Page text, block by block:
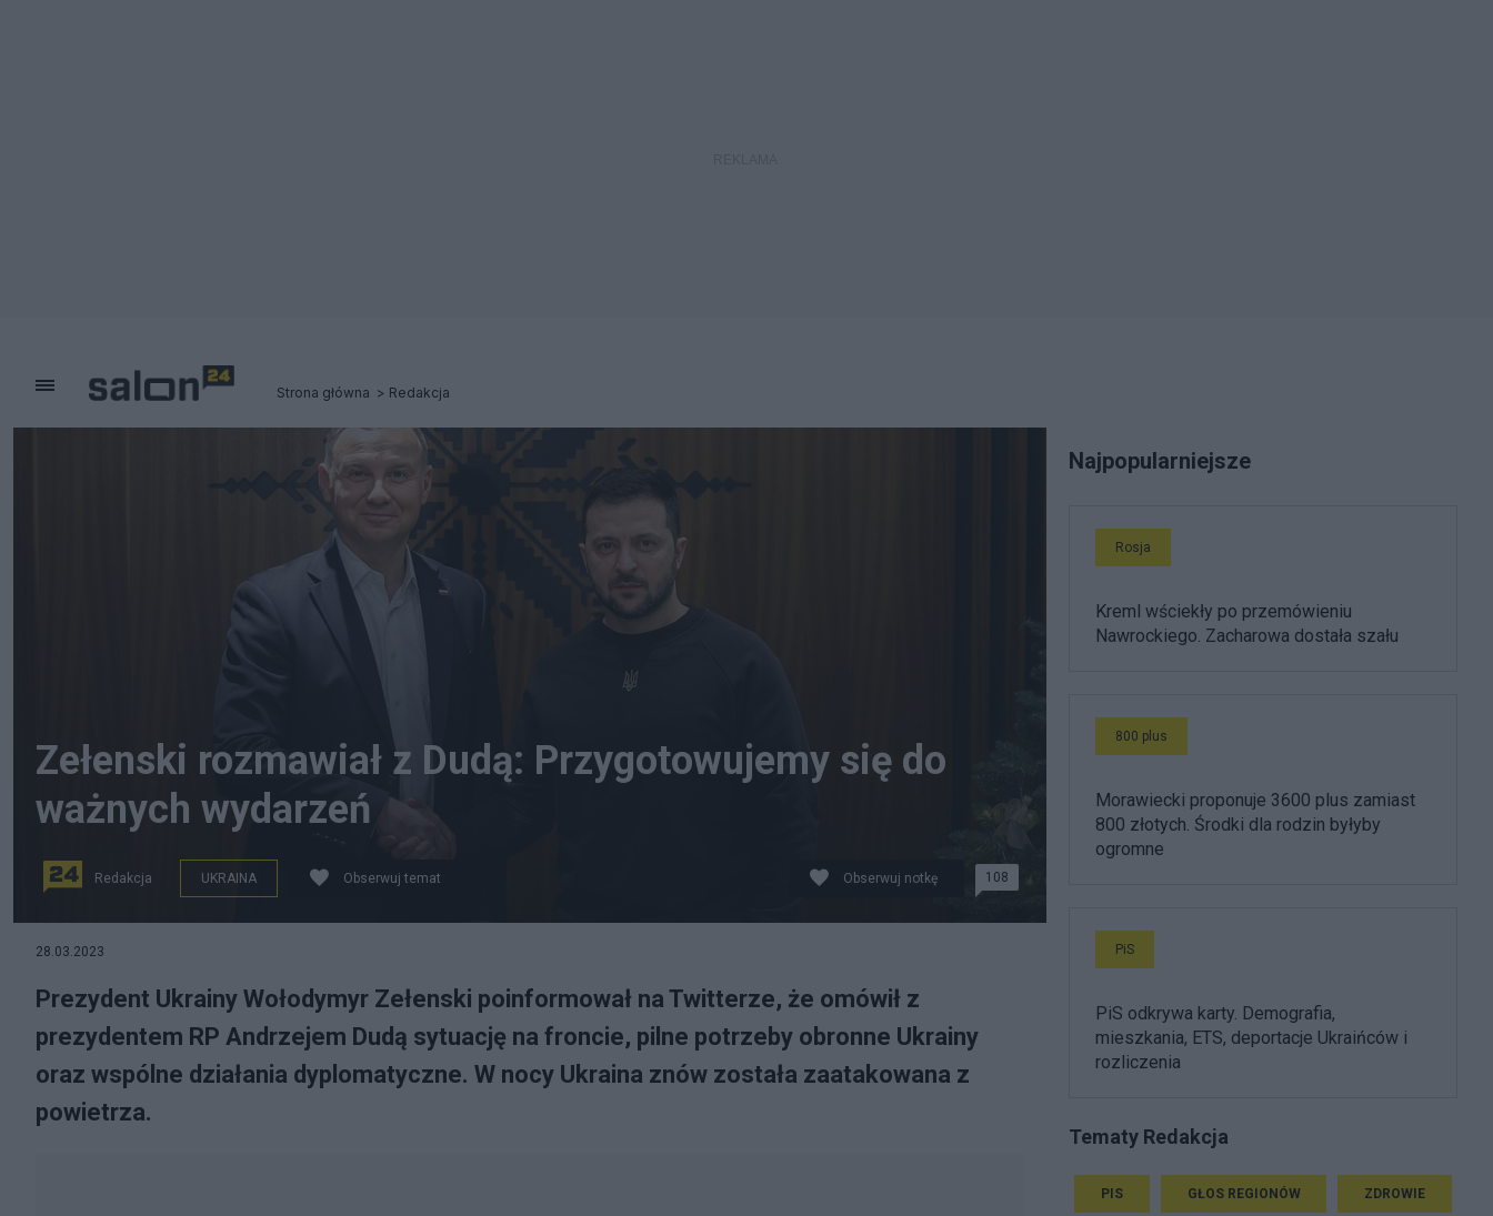
Strona główna Redakcja
Zełenski rozmawiał z Dudą: Przygotowujemy się do
ważnych wydarzeń
Redakcja UKRAINA Obserwuj temat Obserwuj notkę 108
28.03.2023
Prezydent Ukrainy Wołodymyr Zełenski poinformował na Twitterze, że omówił z
prezydentem RP Andrzejem Dudą sytuację na froncie, pilne potrzeby obronne Ukrainy
oraz wspólne działania dyplomatyczne. W nocy Ukraina znów została zaatakowana z
powietrza.
Najpopularniejsze
Rosja
Kreml wściekły po przemówieniu
Nawrockiego. Zacharowa dostała szału
800 plus
Morawiecki proponuje 3600 plus zamiast
800 złotych. Środki dla rodzin byłyby
ogromne
PiS
PiS odkrywa karty. Demografia,
mieszkania, ETS, deportacje Ukraińców i
rozliczenia
Tematy Redakcja
PIS GŁOS REGIONÓW ZDROWIE